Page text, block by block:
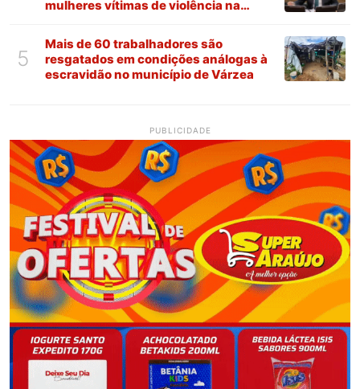
mulheres vítimas de violência na
5
Mais de 60 trabalhadores são
resgatados em condições análogas à
escravidão no município de Várzea
PUBLICIDADE